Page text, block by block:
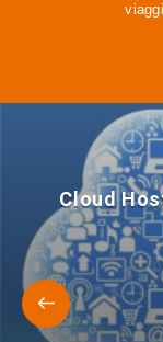
Cloud